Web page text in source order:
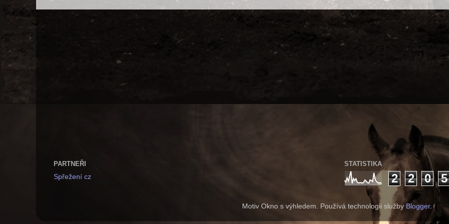
PARTNEŘI
Spřežení cz
STATISTIKA
2 2 0 5
Motiv Okno s výhledem. Používá technologii služby Blogger.